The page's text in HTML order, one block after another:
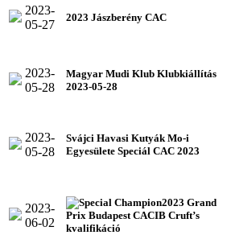
2023-
05-27
2023 Jászberény CAC
2023-
05-28
Magyar Mudi Klub Klubkiállítás
2023-05-28
2023-
05-28
Svájci Havasi Kutyák Mo-i
Egyesülete Speciál CAC 2023
2023-
06-02
2023 Grand
Prix Budapest CACIB Cruft’s
kvalifikáció